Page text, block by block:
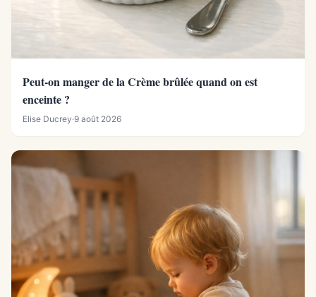
Peut-on manger de la Crème brûlée quand on est
enceinte ?
Elise Ducrey·9 août 2026